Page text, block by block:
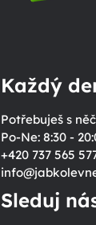
Každý
Potřebuješ s
Po-Ne: 8:30 -
+420 737 565
info@
Sleduj